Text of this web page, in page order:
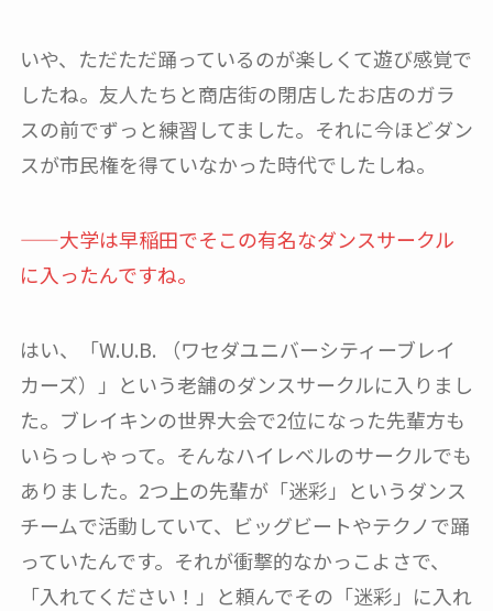
いや、ただただ踊っているのが楽しくて遊び感覚で
したね。友人たちと商店街の閉店したお店のガラ
スの前でずっと練習してました。それに今ほどダン
スが市民権を得ていなかった時代でしたしね。
——大学は早稲田でそこの有名なダンスサークル
に入ったんですね。
はい、「W.U.B. （ワセダユニバーシティーブレイ
カーズ）」という老舗のダンスサークルに入りまし
た。ブレイキンの世界大会で2位になった先輩方も
いらっしゃって。そんなハイレベルのサークルでも
ありました。2つ上の先輩が「迷彩」というダンス
チームで活動していて、ビッグビートやテクノで踊
っていたんです。それが衝撃的なかっこよさで、
「入れてください！」と頼んでその「迷彩」に入れ